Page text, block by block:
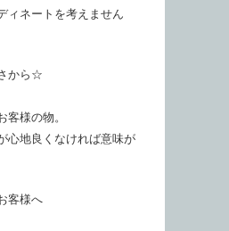
ィネートを考えません
から☆
客様の物。
心地良くなければ意味が
客様へ